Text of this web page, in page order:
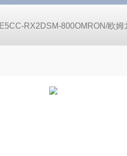
E5CC-RX2DSM-800OMRON/欧